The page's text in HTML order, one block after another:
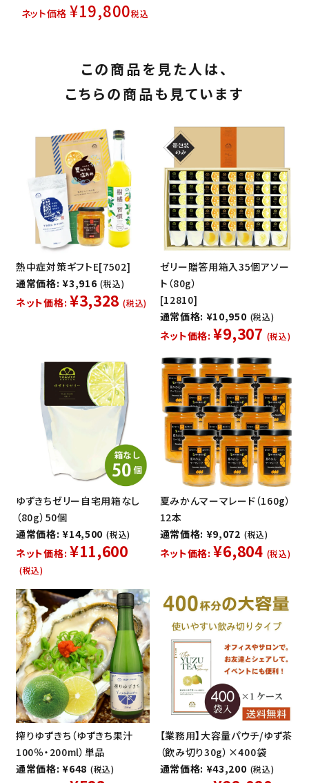
ネット価格 ¥19,800税込
この商品を見た人は、
こちらの商品も見ています
熱中症対策ギフトE[7502]
通常価格: ¥3,916 (税込)
ネット価格: ¥3,328 (税込)
ゼリー贈答用箱入35個アソー
ト（80g）
[12810]
通常価格: ¥10,950 (税込)
ネット価格: ¥9,307 (税込)
ゆずきちゼリー自宅用箱なし
（80g）50個
通常価格: ¥14,500 (税込)
ネット価格: ¥11,600
(税込)
夏みかんマーマレード（160g）
12本
通常価格: ¥9,072 (税込)
ネット価格: ¥6,804 (税込)
搾りゆずきち（ゆずきち果汁
100％・200ml）単品
通常価格: ¥648 (税込)
【業務用】大容量パウチ/ゆず茶
（飲み切り30g）×400袋
通常価格: ¥43,200 (税込)